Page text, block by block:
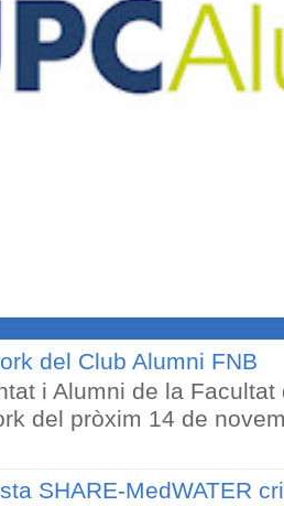
del Club Alumni FNB
i Alumni de la
del pròxim 14 de
SHARE-MedWATER